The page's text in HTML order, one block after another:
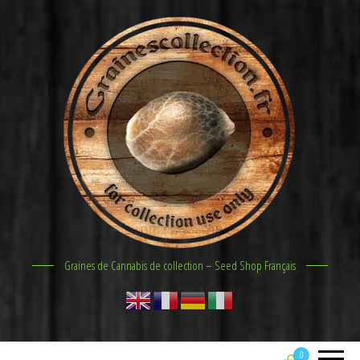
Graines de Cannabis de collection – Seed Shop Français
0